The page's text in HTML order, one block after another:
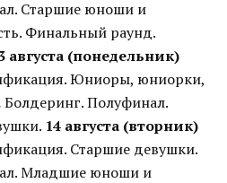
Старшие юноши и
Финальный раунд.
августа (понедельник)
Юниоры, юниорки,
Болдеринг. Полуфинал.
14 августа (вторник)
Старшие девушки.
Младшие юноши и